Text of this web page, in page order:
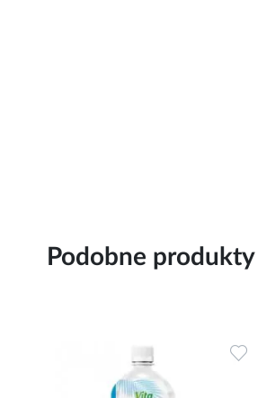
Podobne produkty
Dodaj